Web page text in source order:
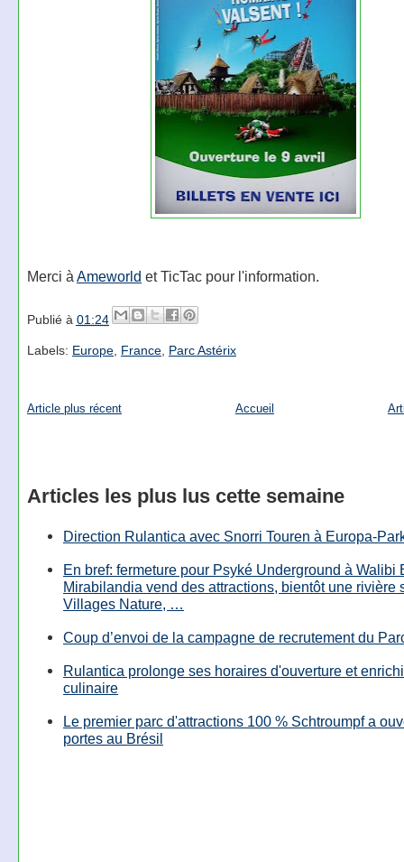
Merci à Ameworld et TicTac pour l'information.
Publié à 01:24
Labels: Europe, France, Parc Astérix
Article plus récent Accueil
Articles les plus lus cette semaine
Direction Rulantica avec Snorri Touren à Europa-
En bref: fermeture pour Psyké Underground à Walibi
Mirabilandia vend des attractions, bientôt une rivière
Villages Nature, …
Coup d’envoi de la campagne de recrutement du
Rulantica prolonge ses horaires d'ouverture et
culinaire
Le premier parc d'attractions 100 % Schtroumpf a
portes au Brésil